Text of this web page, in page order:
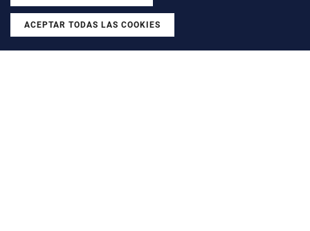
ACEPTAR TODAS LAS COOKIES